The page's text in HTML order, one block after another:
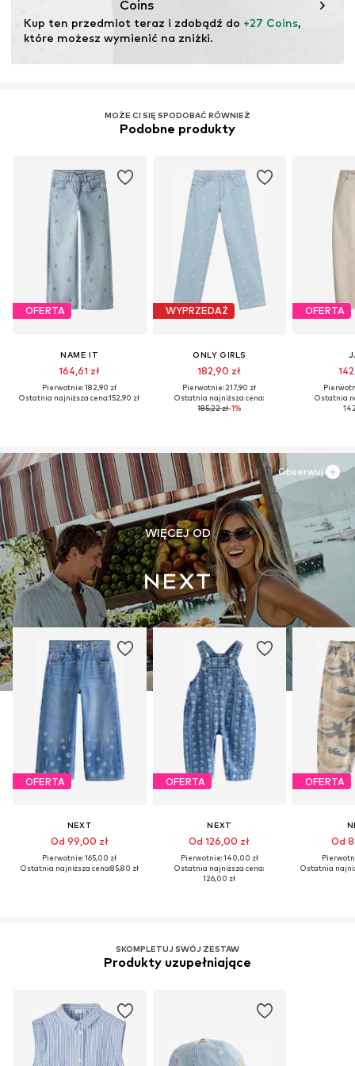
Coins
Kup ten przedmiot teraz i zdobądź do +27 Coins,
które możesz wymienić na zniżki.
MOŻE CI SIĘ SPODOBAĆ RÓWNIEŻ
Podobne produkty
OFERTA
NAME IT
164,61 zł
Pierwotnie: 182,90 zł
Ostatnia najniższa cena:152,90 zł
WYPRZEDAŻ
ONLY GIRLS
182,90 zł
Pierwotnie: 217,90 zł
Ostatnia najniższa cena:
185,22 zł-1%
OFERTA
Ostatnia
WIĘCEJ OD
OFERTA
NEXT
Od 99,00 zł
Pierwotnie: 165,00 zł
Ostatnia najniższa cena:85,80 zł
OFERTA
NEXT
Od 126,00 zł
Pierwotnie: 140,00 zł
Ostatnia najniższa cena:
126,00 zł
OFERTA
Od
Ostatnia
Obserwuj
SKOMPLETUJ SWÓJ ZESTAW
Produkty uzupełniające